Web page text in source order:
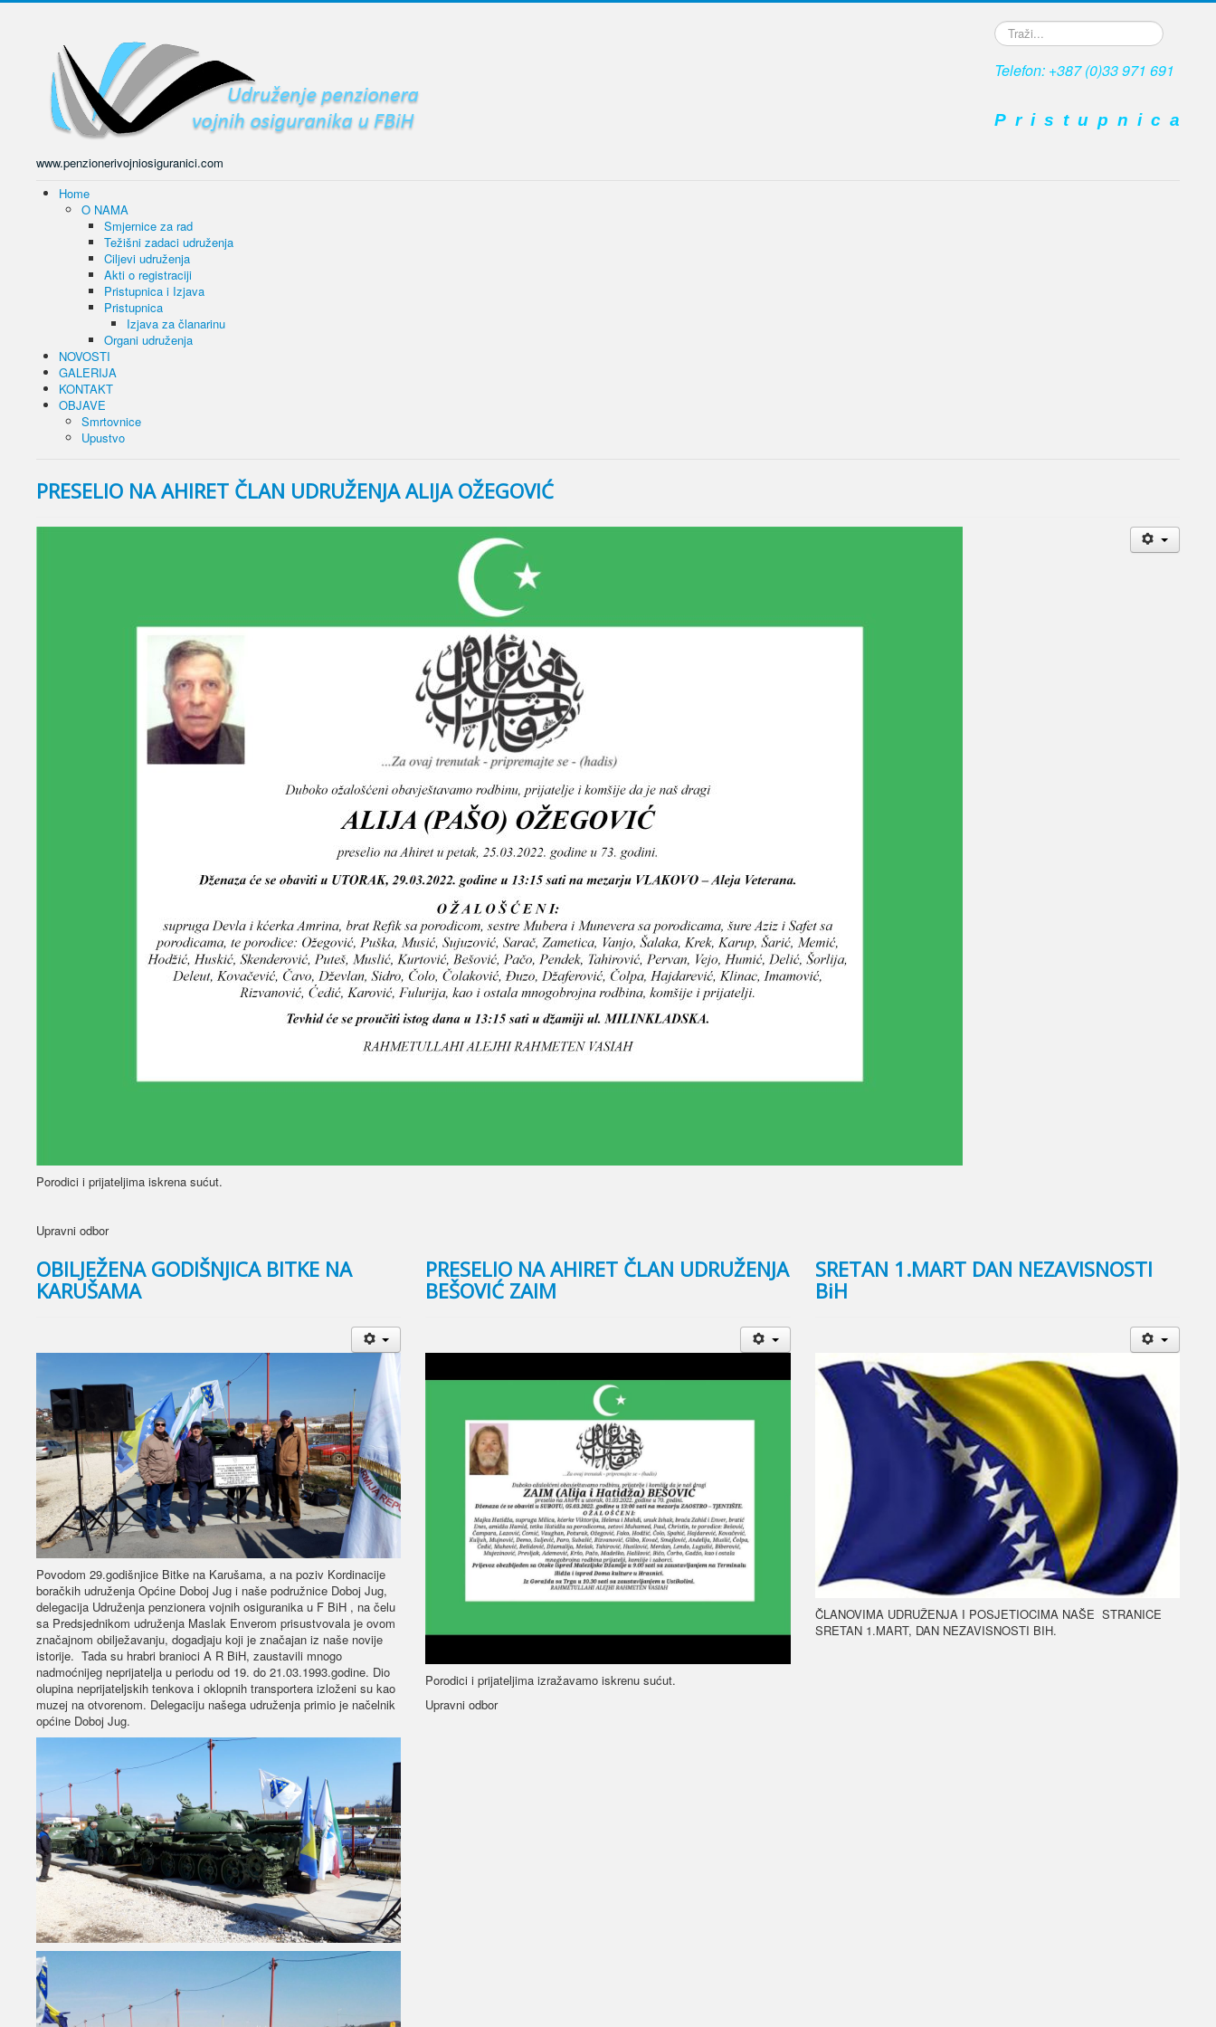
www.penzionerivojniosiguranici.com
Traži...
Telefon: +387 (0)33 971 691
P r i s t u p n i c a
Home
O NAMA
Smjernice za rad
Težišni zadaci udruženja
Ciljevi udruženja
Akti o registraciji
Pristupnica i Izjava
Pristupnica
Izjava za članarinu
Organi udruženja
NOVOSTI
GALERIJA
KONTAKT
OBJAVE
Smrtovnice
Upustvo
PRESELIO NA AHIRET ČLAN UDRUŽENJA ALIJA OŽEGOVIĆ
Porodici i prijateljima iskrena sućut.
Upravni odbor
OBILJEŽENA GODIŠNJICA BITKE NA
KARUŠAMA
Povodom 29.godišnjice Bitke na Karušama, a na poziv Kordinacije
boračkih udruženja Općine Doboj Jug i naše podružnice Doboj Jug,
delegacija Udruženja penzionera vojnih osiguranika u F BiH , na čelu
sa Predsjednikom udruženja Maslak Enverom prisustvovala je ovom
značajnom obilježavanju, dogadjaju koji je značajan iz naše novije
istorije. Tada su hrabri branioci A R BiH, zaustavili mnogo
nadmoćnijeg neprijatelja u periodu od 19. do 21.03.1993.godine. Dio
olupina neprijateljskih tenkova i oklopnih transportera izloženi su kao
muzej na otvorenom. Delegaciju našega udruženja primio je načelnik
općine Doboj Jug.
PRESELIO NA AHIRET ČLAN UDRUŽENJA
BEŠOVIĆ ZAIM
Porodici i prijateljima izražavamo iskrenu sućut.
Upravni odbor
SRETAN 1.MART DAN NEZAVISNOSTI
BiH
ČLANOVIMA UDRUŽENJA I POSJETIOCIMA NAŠE STRANICE
SRETAN 1.MART, DAN NEZAVISNOSTI BIH.